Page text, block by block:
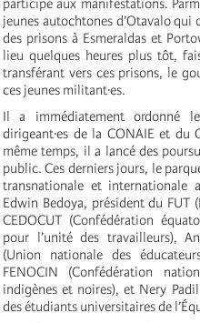
participé aux manifestations.
jeunes autochtones d’Otavalo
des prisons à Esmeraldas et
lieu quelques heures plus tôt,
transférant vers ces prisons, le
ces jeunes militant·es.
Il a immédiatement ordonné
dirigeant·es de la CONAIE et du
même temps, il a lancé des
public. Ces derniers jours, le
transnationale et internationale a
Edwin Bedoya, président du
CEDOCUT (Confédération
pour l’unité des travailleurs),
(Union nationale des
FENOCIN (Confédération
indigènes et noires), et Nery
des étudiants universitaires de